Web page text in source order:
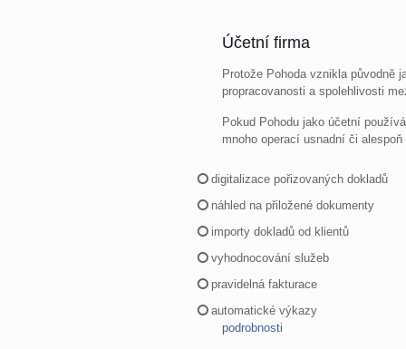
Účetní firma
Protože Pohoda vznikla původně
propracovanosti a spolehlivosti
Pokud Pohodu jako účetní
mnoho operací usnadní či
digitalizace pořizovaných dokladů
náhled na přiložené dokumenty
importy dokladů od klientů
vyhodnocování služeb
pravidelná fakturace
automatické výkazy
podrobnosti